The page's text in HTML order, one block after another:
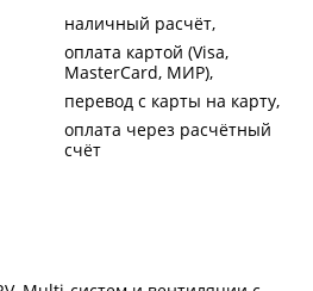
наличный расчёт
оплата картой (Visa,
MasterCard, МИР)
перевод с карты на карту
оплата через расчётный
счёт